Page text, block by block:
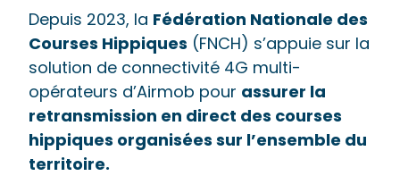
Depuis 2023, la Fédération Nationale des
Courses Hippiques (FNCH) s’appuie sur la
solution de connectivité 4G multi-
opérateurs d’Airmob pour assurer la
retransmission en direct des courses
hippiques organisées sur l’ensemble du
territoire.